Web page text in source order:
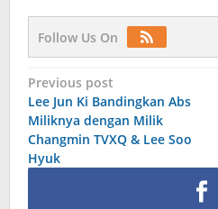
Follow Us On
Post
navigation
Previous post
Lee Jun Ki Bandingkan Abs
Miliknya dengan Milik
Changmin TVXQ & Lee Soo
Hyuk